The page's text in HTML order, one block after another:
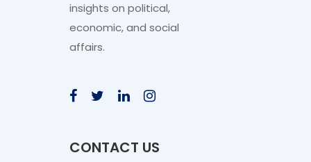
insights on political,
economic, and social
affairs.
CONTACT US